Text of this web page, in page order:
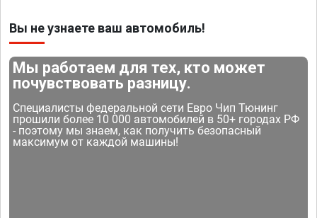
Вы не узнаете ваш автомобиль!
Мы работаем для тех, кто может
почувствовать разницу.
Специалисты федеральной сети Евро Чип Тюнинг
прошили более 10 000 автомобилей в 50+ городах РФ
- поэтому мы знаем, как получить безопасный
максимум от каждой машины!